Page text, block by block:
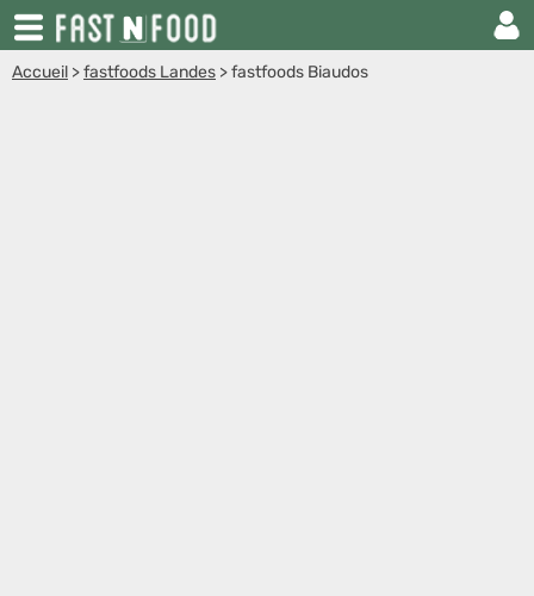
Accueil >fastfoods Landes >fastfoods Biaudos